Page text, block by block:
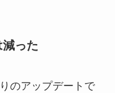
った
のアップデートで